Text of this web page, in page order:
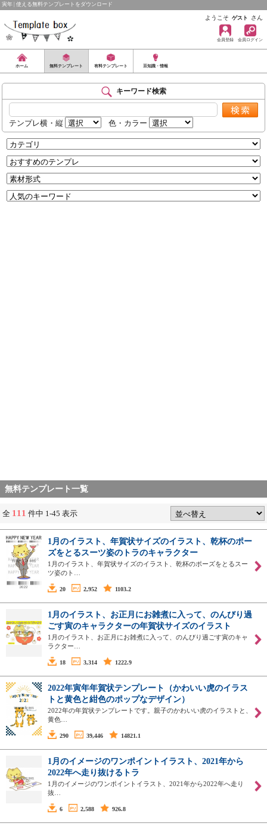
寅年 | 使える無料テンプレートをダウンロード
ようこそ ゲスト さん
会員登録 会員ログイン
ホーム 無料テンプレート 有料テンプレート 豆知識・情報
キーワード検索
テンプレ横・縦 色・カラー
無料テンプレート一覧
全 111 件中 1-45 表示
1月のイラスト、年賀状サイズのイラスト、乾杯のポー
ズをとるスーツ姿のトラのキャラクター
1月のイラスト、年賀状サイズのイラスト、乾杯のポーズをとるスー
ツ姿のト…
20 2,952 1103.2
1月のイラスト、お正月にお雑煮に入って、のんびり過
ごす寅のキャラクターの年賀状サイズのイラスト
1月のイラスト、お正月にお雑煮に入って、のんびり過ごす寅のキャ
ラクター…
18 3,314 1222.9
2022年寅年年賀状テンプレート（かわいい虎のイラス
トと黄色と紺色のポップなデザイン）
2022年の年賀状テンプレートです。親子のかわいい虎のイラストと、
黄色…
290 39,446 14821.1
1月のイメージのワンポイントイラスト、2021年から
2022年へ走り抜けるトラ
1月のイメージのワンポイントイラスト、2021年から2022年へ走り
抜…
6 2,588 926.8